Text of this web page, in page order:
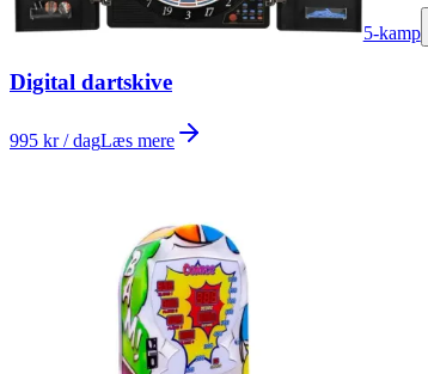
5-kamp
Digital dartskive
995 kr / dagLæs mere